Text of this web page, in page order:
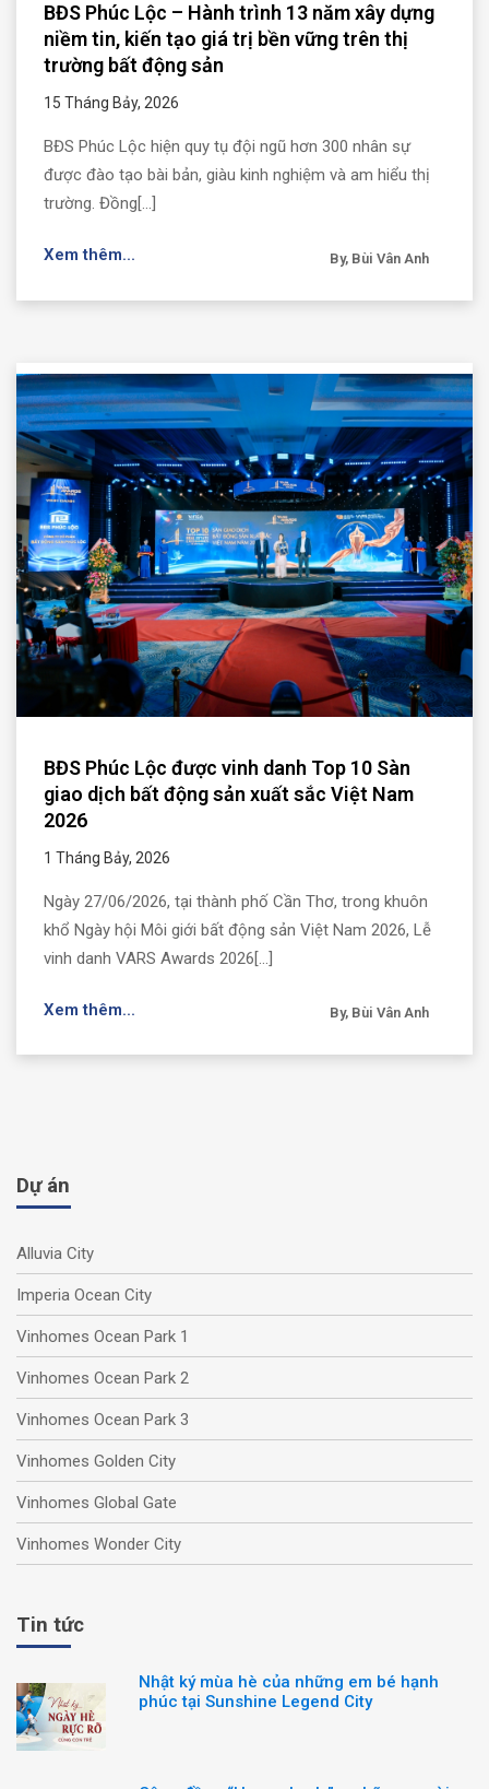
BĐS Phúc Lộc – Hành trình 13 năm xây dựng
niềm tin, kiến tạo giá trị bền vững trên thị
trường bất động sản
15 Tháng Bảy, 2026
BĐS Phúc Lộc hiện quy tụ đội ngũ hơn 300 nhân sự
được đào tạo bài bản, giàu kinh nghiệm và am hiểu thị
trường. Đồng[...]
Xem thêm... By, Bùi Vân Anh
BĐS Phúc Lộc được vinh danh Top 10 Sàn
giao dịch bất động sản xuất sắc Việt Nam
2026
1 Tháng Bảy, 2026
Ngày 27/06/2026, tại thành phố Cần Thơ, trong khuôn
khổ Ngày hội Môi giới bất động sản Việt Nam 2026, Lễ
vinh danh VARS Awards 2026[...]
Xem thêm... By, Bùi Vân Anh
Dự án
Alluvia City
Imperia Ocean City
Vinhomes Ocean Park 1
Vinhomes Ocean Park 2
Vinhomes Ocean Park 3
Vinhomes Golden City
Vinhomes Global Gate
Vinhomes Wonder City
Tin tức
Nhật ký mùa hè của những em bé hạnh
phúc tại Sunshine Legend City